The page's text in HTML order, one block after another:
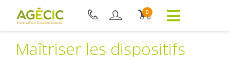
0
Maîtriser les dispositifs